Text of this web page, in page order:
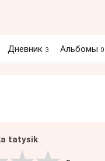
Дневник 3 Альбомы 0
tatysik